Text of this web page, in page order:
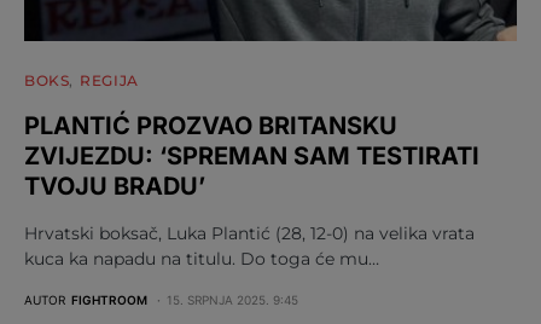
BOKS REGIJA
PLANTIĆ PROZVAO BRITANSKU
ZVIJEZDU: ‘SPREMAN SAM TESTIRATI
TVOJU BRADU’
Hrvatski boksač, Luka Plantić (28, 12-0) na velika vrata
kuca ka napadu na titulu. Do toga će mu…
AUTOR FIGHTROOM 15. SRPNJA 2025. 9:45